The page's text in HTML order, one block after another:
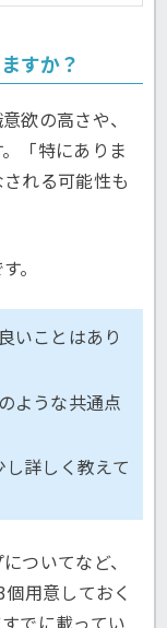
すか？
欲の高さや、
「特にありま
れる可能性も
。
いことはあり
ような共通点
詳しく教えて
ついてなど、
用意しておく
でに載ってい